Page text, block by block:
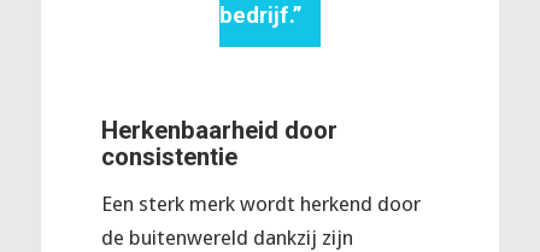
bedrijf.”
Herkenbaarheid door
consistentie
Een sterk merk wordt herkend door
de buitenwereld dankzij zijn